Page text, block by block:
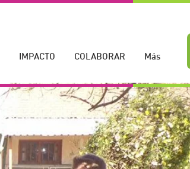
IMPACTO COLABORAR Más